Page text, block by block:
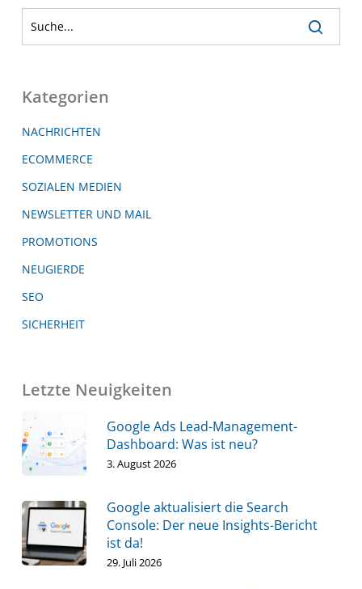
Kategorien
NACHRICHTEN
ECOMMERCE
SOZIALEN MEDIEN
NEWSLETTER UND MAIL
PROMOTIONS
NEUGIERDE
SEO
SICHERHEIT
Letzte Neuigkeiten
Google Ads Lead-Management-
Dashboard: Was ist neu?
3. August 2026
Google aktualisiert die Search
Console: Der neue Insights-Bericht
ist da!
29. Juli 2026